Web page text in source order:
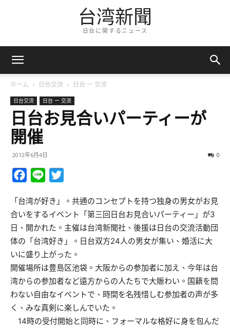
台湾新聞
日台に関するニュース
ホーム 日台交流 日台 ー 交流
日台交流 日台 ー 交流
日台お見合いパーティーが
開催
2012年6月4日 0
Facebook
Line
「台湾が好き」。共通のコンセプトを持つ独身の男女がお見
合いをするイベント「第三回日台お見合いパーティー」が3
日、開かれた。主催は台湾新聞社、後援は日台の交流活動団
体の「台湾好き」。日台双方24人の男女が集い、婚活に大
いに盛り上がった。
開催場所は豊島区池袋。大阪からの参加者に加え、今年は台
湾からの参加者など遠方からの人たちで大賑わい。国籍を問
わない自由なイベントで、時間を名残惜しむ参加者の声が多
く、みな真剣に楽しんでいた。
14時の受付開始と同時に、フォーマルな格好に身を包んだ